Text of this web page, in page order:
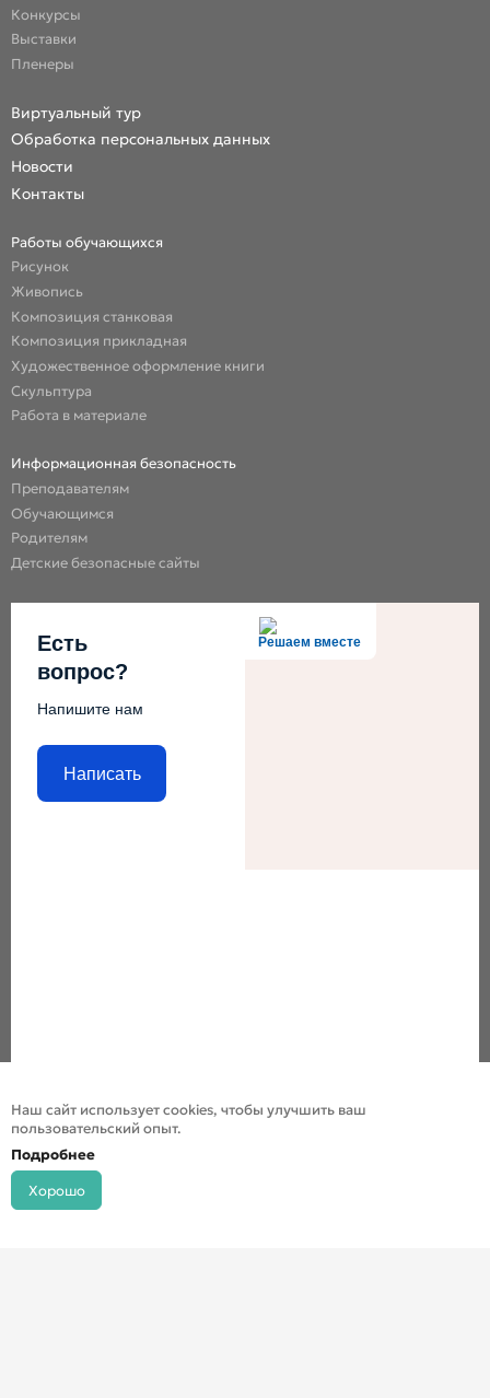
Конкурсы
Выставки
Пленеры
Виртуальный тур
Обработка персональных данных
Новости
Контакты
Работы обучающихся
Рисунок
Живопись
Композиция станковая
Композиция прикладная
Художественное оформление книги
Скульптура
Работа в материале
Информационная безопасность
Преподавателям
Обучающимся
Родителям
Детские безопасные сайты
Решаем вместе
Есть
вопрос?
Напишите нам
Написать
Наш сайт использует cookies, чтобы улучшить ваш
пользовательский опыт.
Подробнее
Хорошо